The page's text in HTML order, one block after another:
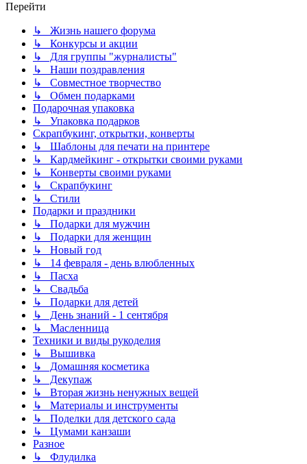
Перейти
↳ Жизнь нашего форума
↳ Конкурсы и акции
↳ Для группы "журналисты"
↳ Наши поздравления
↳ Совместное творчество
↳ Обмен подарками
Подарочная упаковка
↳ Упаковка подарков
Скрапбукинг, открытки, конверты
↳ Шаблоны для печати на принтере
↳ Кардмейкинг - открытки своими руками
↳ Конверты своими руками
↳ Скрапбукинг
↳ Стили
Подарки и праздники
↳ Подарки для мужчин
↳ Подарки для женщин
↳ Новый год
↳ 14 февраля - день влюбленных
↳ Пасха
↳ Свадьба
↳ Подарки для детей
↳ День знаний - 1 сентября
↳ Масленница
Техники и виды рукоделия
↳ Вышивка
↳ Домашняя косметика
↳ Декупаж
↳ Вторая жизнь ненужных вещей
↳ Материалы и инструменты
↳ Поделки для детского сада
↳ Цумами канзаши
Разное
↳ Флудилка